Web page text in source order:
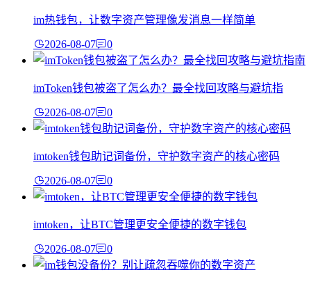
im热钱包，让数字资产管理像发消息一样简单
2026-08-07 0
imToken钱包被盗了怎么办？最全找回攻略与避坑指
2026-08-07 0
imtoken钱包助记词备份，守护数字资产的核心密码
2026-08-07 0
imtoken，让BTC管理更安全便捷的数字钱包
2026-08-07 0